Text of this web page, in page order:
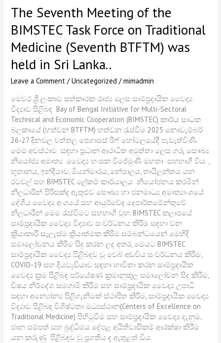
The Seventh Meeting of the
BIMSTEC Task Force on Traditional
Medicine (Seventh BTFTM) was
held in Sri Lanka..
Leave a Comment /Uncategorized /mimadmin
මෙවර ශ්‍රී ලංකාව සත්කාරක රාජ්‍ය ලෙස සාම්ප්‍රදායික වෛද්‍ය
විද්‍යාව පිළිබඳ Bay of Bengal Initiative for Multi-Sectoral
Technical and Economic Cooperation (BIMSTEC) කාර්ය සාධක
බලකායේ (හත්වන BTFTM) හත්වන රැස්වීම 2025 නොවැම්බර්
26-27 දිනවල වත්තල පෙගාසස් රීෆ් හෝටලයේදී පැවැත්විණි.
මෙම අවස්ථාව සඳහා ප්‍රධාන ආරාධිත අමුත්තා ලෙස ගරු සෞඛ්‍ය
නියෝජ්‍ය අමාත්‍ය වෛද්‍ය හංසක විජේමුණි මහතා සහභාගී විය. ,
භූතානය, ඉන්දීයාව, මියන්මාරය, නේපාලය, තායිලන්තය යන
රටවල් සහ BIMSTEC ලේකම් කාර්යාලය නියෝජනය කරමින්
නිලධාරීන් පිරිසක්ද ඇතුළුව සෞඛ්‍ය හා ජනමාධ්‍ය අමාත්‍යාංශයේ
දේශීය වෛද්‍ය අංශයේ සහ ආයුර්වේද දෙපාර්තමේන්තුවේ
නිලධාරීන් මෙම රැස්වීමට සහභාගී වූහ. BIMSTEC කලාපයේ
සාම්ප්‍රදායික වෛද්‍ය විද්‍යාව සංවර්ධනය කිරීම සඳහා වන
ක්‍රියාකාරී සැලැස්ම ක්‍රියාත්මක කිරීම සම්බන්ධයෙන් මෙහිදී
සමාලෝචනය කිරීම සිදු කරන ලද අතර, මෙයට BIMSTEC
සාම්ප්‍රදායික වෛද්‍ය පිළිබඳව වූ වෙබ් අඩවිය සංවර්ධනය කිරීම,
COVID-19 සහ දියවැඩියාව සඳහා භාවිතා කරන සාම්ප්‍රදායික
වෛද්‍ය ක්‍රම පිළිබඳ පර්යේෂණ ක්‍රමානුකූල සමාලෝචන සිදු කිරීම,
විෂය නිර්දේශ සමගාමී කිරීම සහ සාම්ප්‍රදායික වෛද්‍ය උපාධි
සඳහා අන්‍යෝන්‍ය පිළිගැනීමක් ස්ථාපිත කිරීම, සාම්ප්‍රදායික වෛද්‍ය
විද්‍යාව පිළිබඳ විශිෂ්ටතා මධ්‍යස්ථාන(Centers of Excellence on
Traditional Medicine) පිහිටුවීම සහ සාම්ප්‍රදායික වෛද්‍ය දැනුම,
ජාන සම්පත් සහ බුද්ධිමය දේපළ අයිතිවාසිකම් ආරක්ෂා කිරීම
යන කරුණු පිළිබඳව වූ ප්‍රගතිය ද ඇතුළත් විය.
BTFTM)
was
held
in
Lanka..